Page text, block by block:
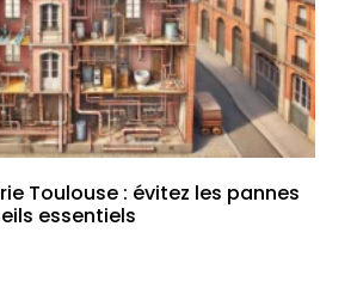
Toulouse : évitez les pannes
essentiels